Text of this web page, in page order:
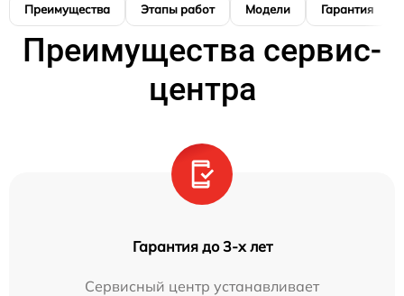
Преимущества Этапы работ Модели Гарантия
Преимущества сервис-
центра
Гарантия до 3-х лет
Сервисный центр устанавливает